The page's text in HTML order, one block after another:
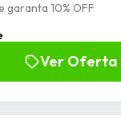
garanta 10% OFF
Ver Oferta